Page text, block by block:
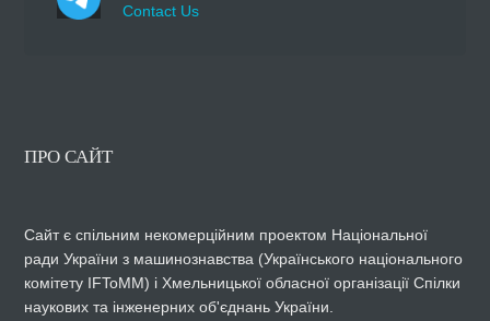
Contact Us
ПРО САЙТ
Сайт є спільним некомерційним проектом Національної
ради України з машинознавства (Українського національного
комітету IFToMM) і Хмельницької обласної організації Спілки
наукових та інженерних об'єднань України.